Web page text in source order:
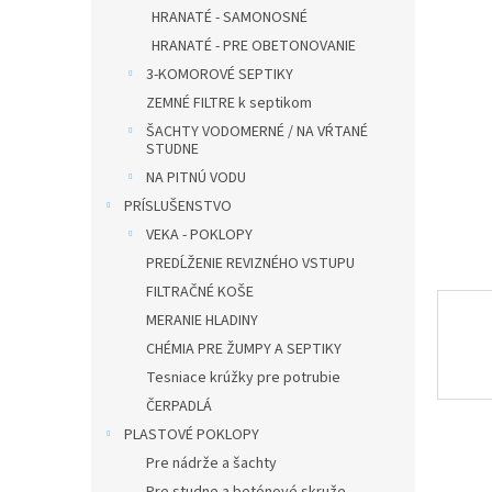
HRANATÉ - SAMONOSNÉ
HRANATÉ - PRE OBETONOVANIE
3-KOMOROVÉ SEPTIKY
ZEMNÉ FILTRE k septikom
ŠACHTY VODOMERNÉ / NA VŔTANÉ
STUDNE
NA PITNÚ VODU
PRÍSLUŠENSTVO
VEKA - POKLOPY
PREDĹŽENIE REVIZNÉHO VSTUPU
FILTRAČNÉ KOŠE
MERANIE HLADINY
CHÉMIA PRE ŽUMPY A SEPTIKY
Tesniace krúžky pre potrubie
ČERPADLÁ
PLASTOVÉ POKLOPY
Pre nádrže a šachty